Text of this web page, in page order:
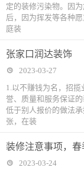
定的装修污染物。因
后，因为挥发等各种
庭装
张家口润达装饰
2023-03-27
1.以不赚钱为名，招
誉、质量和服务保证
低于别人报价的做法
张，在装
装修注意事项，
2023-03-24